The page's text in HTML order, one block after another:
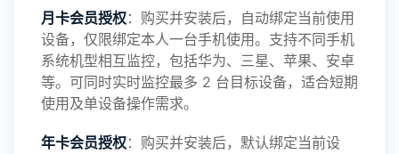
鲸监控存在的问题与所需的更多功能，华鲸手机监
控将持续为您创造更优秀的监控APP
月卡会员授权：购买并安装后，自动绑定当前使用
设备，仅限绑定本人一台手机使用。支持不同手机
系统机型相互监控，包括华为、三星、苹果、安卓
等。可同时实时监控最多 2 台目标设备，适合短期
使用及单设备操作需求。
年卡会员授权：购买并安装后，默认绑定当前设